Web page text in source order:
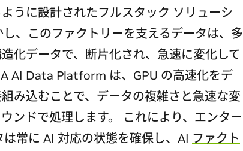
うに設計されたフルスタック ソリューシ
し、このファクトリーを支えるデータは、多
化データで、断片化され、急速に変化して
AI Data Platform は、GPU の高速化をデ
み込むことで、データの複雑さと急速な変
ンドで処理します。 これにより、エンター
は常に AI 対応の状態を確保し、AI ファクト